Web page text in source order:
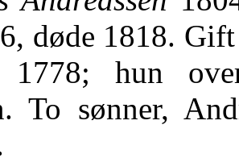
døde 1818.
hun
To sønner,